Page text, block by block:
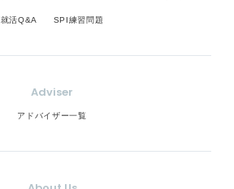
就活Q&A SPI練習問題
Adviser
アドバイザー一覧